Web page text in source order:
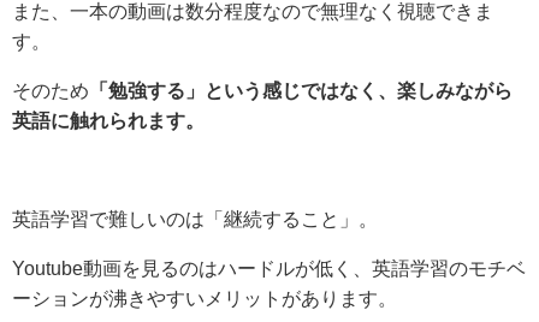
また、一本の動画は数分程度なので無理なく視聴できま
す。
そのため 「勉強する」という感じではなく、楽しみながら
英語に触れられます。
英語学習で難しいのは「継続すること」。
Youtube動画を見るのはハードルが低く、英語学習のモチベ
ーションが沸きやすいメリットがあります。